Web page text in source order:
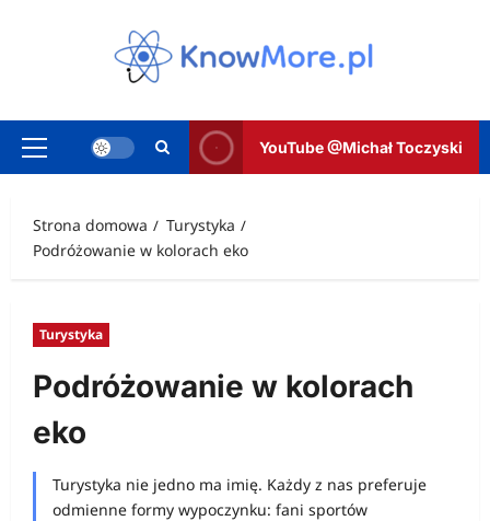
Menu
YouTube @Michał Toczyski
Strona domowa
Turystyka
Podróżowanie w kolorach eko
Turystyka
Podróżowanie w kolorach
eko
Turystyka nie jedno ma imię. Każdy z nas preferuje
odmienne formy wypoczynku: fani sportów